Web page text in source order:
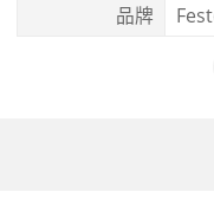
品牌